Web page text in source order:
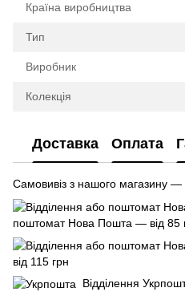
Країна виробництва
Тип
Виробник
Колекція
Доставка Оплата
Самовивіз з нашого магазину —
поштомат Нова Пошта — від 85
від 115 грн
Відділення